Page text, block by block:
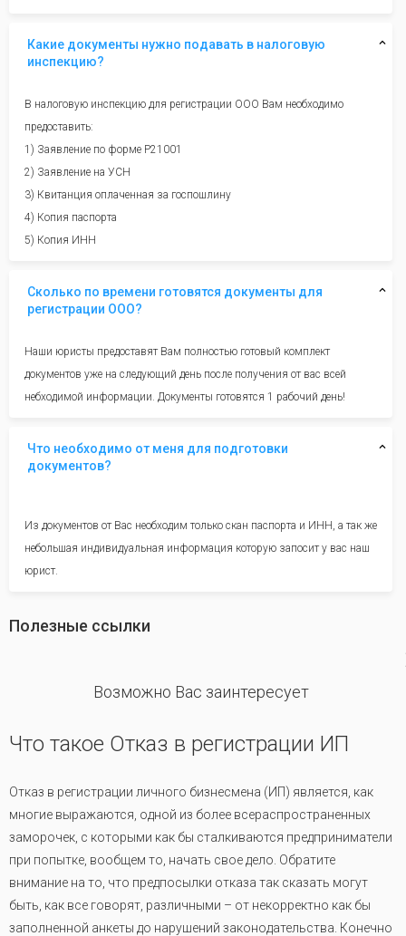
Какие документы нужно подавать в налоговую
инспекцию?
В налоговую инспекцию для регистрации ООО Вам необходимо
предоставить:
1) Заявление по форме Р21001
2) Заявление на УСН
3) Квитанция оплаченная за госпошлину
4) Копия паспорта
5) Копия ИНН
Сколько по времени готовятся документы для
регистрации ООО?
Наши юристы предоставят Вам полностью готовый комплект
документов уже на следующий день после получения от вас всей
небходимой информации. Документы готовятся 1 рабочий день!
Что необходимо от меня для подготовки
документов?
Из документов от Вас необходим только скан паспорта и ИНН, а так же
небольшая индивидуальная информация которую запосит у вас наш
юрист.
Полезные ссылки
Возможно Вас заинтересует
Что такое Отказ в регистрации ИП
Отказ в регистрации личного бизнесмена (ИП) является, как
многие выражаются, одной из более всераспространенных
заморочек, с которыми как бы сталкиваются предприниматели
при попытке, вообщем то, начать свое дело. Обратите
внимание на то, что предпосылки отказа так сказать могут
быть, как все говорят, различными – от некорректно как бы
заполненной анкеты до нарушений законодательства. Конечно